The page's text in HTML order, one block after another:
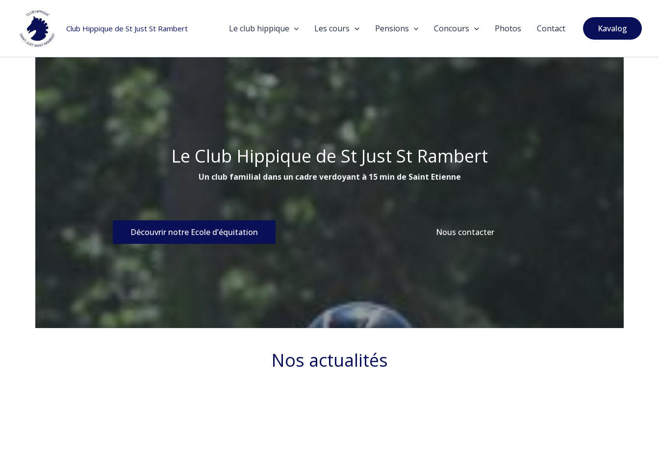
contenu
Club Hippique de St Just St Rambert Le club hippique Les cours Pensions Concours Photos Contact Kavalog
Le Club Hippique de St Just St Rambert
Un club familial dans un cadre verdoyant à 15 min de Saint Etienne
Découvrir notre Ecole d’équitation Nous contacter
Nos actualités